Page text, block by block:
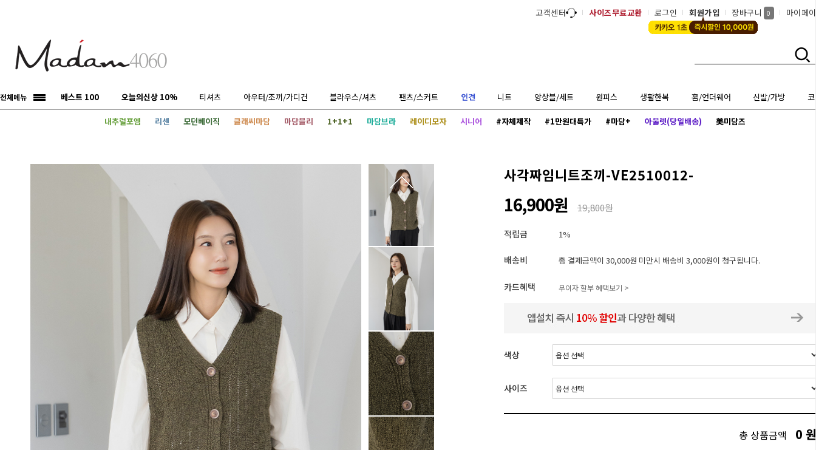
고객센터 사이즈무료교환 로그인 회원가입 장바구니 0 마이페
전체메뉴 베스트 100 오늘의신상 10% 티셔츠 아우터/조끼/가디건 블라우스/셔츠 팬츠/스커트 인견 니트 앙상블/세트 원피스 생활한복 홈/언더웨어 신발/가방
내추럴포엠 리센 모던베이직 클래씨마담 마담블리 1+1+1 마담브라 레이디모자 시니어 #자체제작 #1만원대특가 #마담+ 아울렛(당일배송) 美미담즈
사각짜임니트조끼-VE2510012-
16,900원 19,800원
적립금 1%
배송비 총 결제금액이 30,000원 미만시 배송비 3,000원이 청구됩니다.
카드혜택 무이자 할부 혜택보기 >
색상
사이즈
총 상품금액 0 원